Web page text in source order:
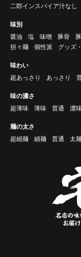
二郎インスパイア汁なし
味別
醤油
塩 味噌 豚骨
担々麺
個性派 グッズ
味わい
超あっさり
あっさり
味の濃さ
超薄味
薄味 普通 濃
麺の太さ
超細麺
細麺 普通 太